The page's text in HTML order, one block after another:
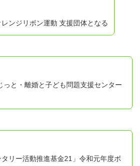
ンジリボン運動 支援団体となる
っと・離婚と子ども問題支援センター
タリー活動推進基金21」令和元年度ボ